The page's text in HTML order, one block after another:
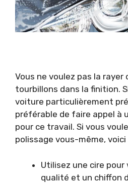
Vous ne voulez pas la rayer
tourbillons dans la finition.
voiture particulièrement
préférable de faire appel à
pour ce travail. Si vous
polissage vous-même,
Utilisez une cire
qualité et un chiffon